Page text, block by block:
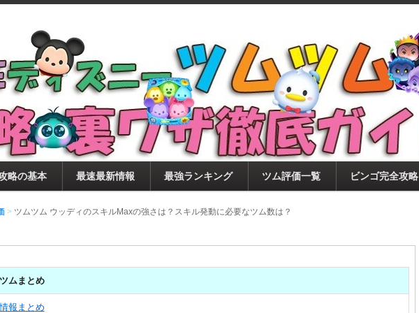
ィズニー ツムツム攻略・裏ワザ徹底ガイド
痒いところに手が届くツムツム攻略サイト！新ツム・イベント・ピックアップ・
報をいち早く提供するとともに、ビンゴ・キャラ評価も丁寧に解説！ツムツムを12
サイトを目指しています。
略の基本 最速最新情報 最強ランキング ツム評価一覧 ビンゴ完全攻略
ツムツム ウッディのスキルMaxの強さは？スキル発動に必要なツム数は？
ムまとめ
報まとめ